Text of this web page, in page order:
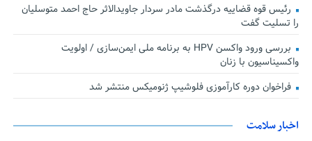
رئیس قوه قضاییه درگذشت مادر سردار جاویدالاثر حاج احمد متوسلیان
را تسلیت گفت
بررسی ورود واکسن HPV به برنامه ملی ایمن‌سازی / اولویت
واکسیناسیون با زنان
فراخوان دوره کارآموزی فلوشیپ ژنومیکس منتشر شد
اخبار سلامت